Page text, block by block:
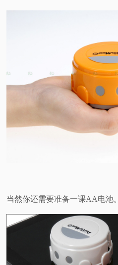
当然你还需要准备一课AA电池。